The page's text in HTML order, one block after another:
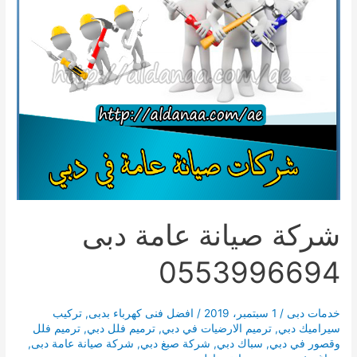
شركة صيانة عامة دبى
0553996694
خدمات دبى / 1 سبتمبر، 2019 / افضل فنى كهرباء بدبى,تركيب
سيراميك دبي,ترميم الارضيات في دبي,ترميم فلل دبي,ترميم فلل
وقصور في دبي, سباك دبي, شركة صبغ دبي, شركة صيانة عامة دبى,